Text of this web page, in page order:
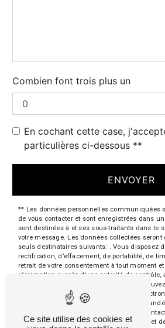
Combien font trois plus un
En cochant cette case,
particulières ci-dessous **
ENVOYER
** Les données personnelles communiquées
de vous contacter et sont enregistrées dans
sont destinées à et ses sous-traitants dans le
votre message. Les données collectées
seuls destinataires suivants: . Vous disposez
rectification, d’effacement, de portabilité, de
retrait de votre consentement à tout moment
réclamation auprès d’une autorité de contrôle,
sort de vos données post-mortem. Vous
voie postale à l'adresse ou par courrier
justificatif d'identité pourra vous être
données pendant la période de prise de
de prescription légale aux fins probatoires et
Ce site utilise des cookies et